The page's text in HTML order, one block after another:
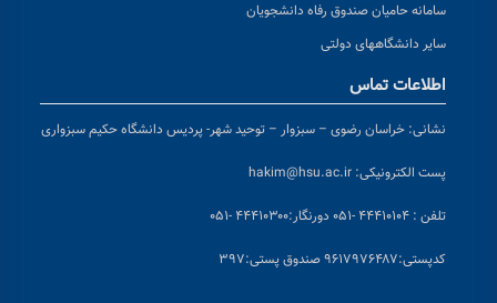
سامانه حامیان صندوق رفاه دانشجویان
سایر دانشگاههای دولتی
اطلاعات تماس
نشانی: خراسان رضوی – سبزوار – توحید شهر- پردیس دانشگاه حکیم سبزواری
پست الکترونیکی: hakim@hsu.ac.ir
تلفن : ۴۴۴۱۰۱۰۴ -۰۵۱ دورنگار:۴۴۴۱۰۳۰۰ -۰۵۱
کدپستی:۹۶۱۷۹۷۶۴۸۷ صندوق پستی:۳۹۷